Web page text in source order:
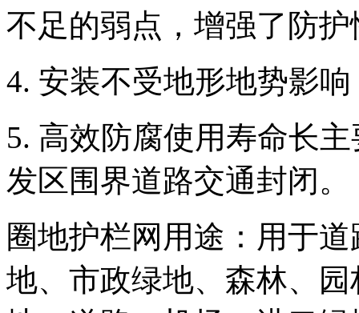
不足的弱点，增强了防护
4. 安装不受地形地势影
5. 高效防腐使用寿命长
发区围界道路交通封闭。
圈地护栏网用途：用于
地、市政绿地、森林、